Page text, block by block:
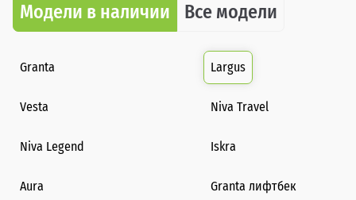
Модели в наличии Все модели
Granta Largus
Vesta Niva Travel
Niva Legend Iskra
Aura Granta лифтбек